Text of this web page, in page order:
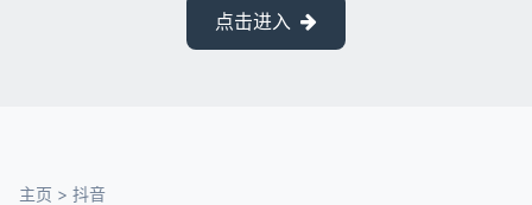
点击进入
主页 > 抖音